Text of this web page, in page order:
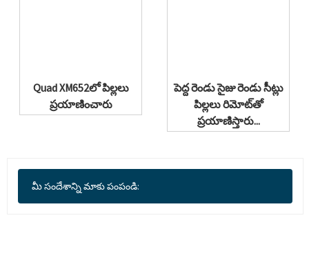
Quad XM652లో పిల్లలు
ప్రయాణించారు
పెద్ద రెండు సైజు రెండు సీట్లు
పిల్లలు రిమోట్‌తో
ప్రయాణిస్తారు...
మీ సందేశాన్ని మాకు పంపండి: